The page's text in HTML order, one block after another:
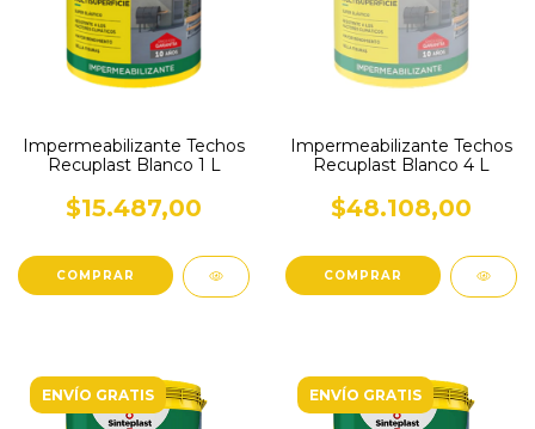
Impermeabilizante Techos
Recuplast Blanco 1 L
$15.487,00
Impermeabilizante Techos
Recuplast Blanco 4 L
$48.108,00
ENVÍO GRATIS ENVÍO GRATIS